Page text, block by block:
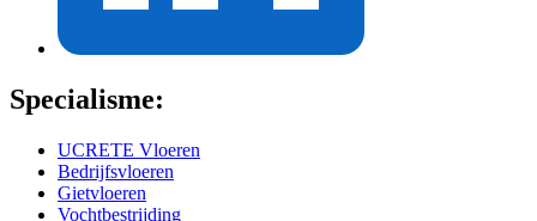
Specialisme:
UCRETE Vloeren
Bedrijfsvloeren
Gietvloeren
Vochtbestrijding